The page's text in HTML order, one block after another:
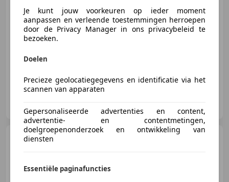
04/2017 172.469 km
81 kW (110 PK)
Volkswagen Golf
Je kunt jouw voorkeuren op ieder moment
aanpassen en verleende toestemmingen herroepen
door de Privacy Manager in ons privacybeleid te
bezoeken.
Doelen
Precieze geolocatiegegevens en identificatie via het
scannen van apparaten
Gepersonaliseerde advertenties en content,
advertentie- en contentmetingen,
doelgroepenonderzoek en ontwikkeling van
diensten
Essentiële paginafuncties